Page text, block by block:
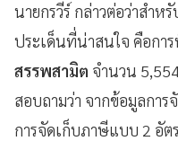
นายกรวีร์ กล่าวต่อว่าสำห
ประเด็นที่น่าสนใจ คือกา
สรรพสามิต จำนวน
สอบถามว่า จากข้อมูลการ
การจัดเก็บภาษีแบบ 2 อั